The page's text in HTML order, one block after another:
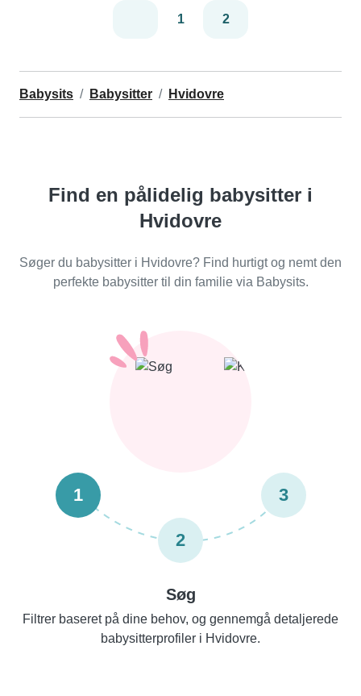
1 2
Babysits Babysitter Hvidovre
Find en pålidelig babysitter i
Hvidovre
Søger du babysitter i Hvidovre? Find hurtigt og nemt den
perfekte babysitter til din familie via Babysits.
1
2
3
Søg
Filtrer baseret på dine behov, og gennemgå detaljerede
babysitterprofiler i Hvidovre.